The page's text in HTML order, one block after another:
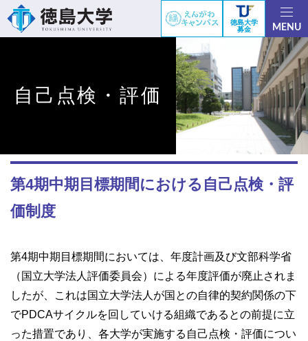
徳島大学
募金
MENU
自己点検・評価
第4期中期目標期間における自己点検・評
価制度
第4期中期目標期間においては、年度計画及び文部科学省
（国立大学法人評価委員会）による年度評価が廃止されま
したが、これは国立大学法人が国との自律的契約関係の下
でPDCAサイクルを回していける組織であるとの前提に立
った措置であり、各大学が実施する自己点検・評価につい